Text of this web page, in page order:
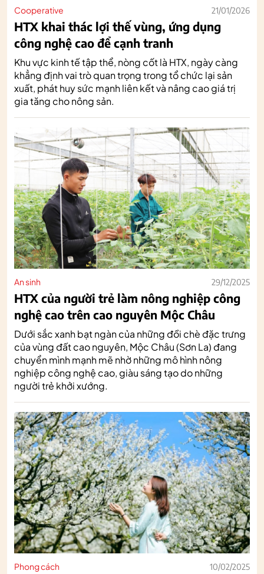
Cooperative 21/01/2026
HTX khai thác lợi thế vùng, ứng dụng
công nghệ cao để cạnh tranh
Khu vực kinh tế tập thể, nòng cốt là HTX, ngày càng
khẳng định vai trò quan trọng trong tổ chức lại sản
xuất, phát huy sức mạnh liên kết và nâng cao giá trị
gia tăng cho nông sản.
An sinh 29/12/2025
HTX của người trẻ làm nông nghiệp công
nghệ cao trên cao nguyên Mộc Châu
Dưới sắc xanh bạt ngàn của những đồi chè đặc trưng
của vùng đất cao nguyên, Mộc Châu (Sơn La) đang
chuyển mình mạnh mẽ nhờ những mô hình nông
nghiệp công nghệ cao, giàu sáng tạo do những
người trẻ khởi xướng.
Phong cách 10/02/2025